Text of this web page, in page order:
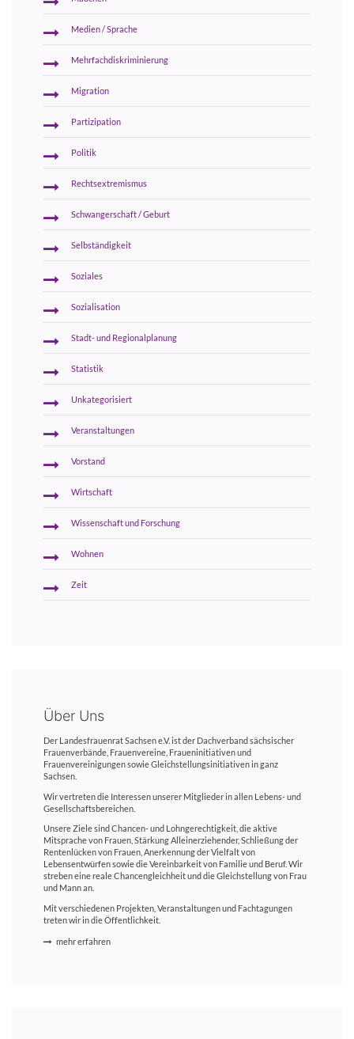
Medien / Sprache
Mehrfachdiskriminierung
Migration
Partizipation
Politik
Rechtsextremismus
Schwangerschaft / Geburt
Selbständigkeit
Soziales
Sozialisation
Stadt- und Regionalplanung
Statistik
Unkategorisiert
Veranstaltungen
Vorstand
Wirtschaft
Wissenschaft und Forschung
Wohnen
Zeit
Über Uns
Der Landesfrauenrat Sachsen e.V. ist der Dachverband sächsischer
Frauenverbände, Frauenvereine, Fraueninitiativen und
Frauenvereinigungen sowie Gleichstellungsinitiativen in ganz
Sachsen.
Wir vertreten die Interessen unserer Mitglieder in allen Lebens- und
Gesellschaftsbereichen.
Unsere Ziele sind Chancen- und Lohngerechtigkeit, die aktive
Mitsprache von Frauen, Stärkung Alleinerziehender, Schließung der
Rentenlücken von Frauen, Anerkennung der Vielfalt von
Lebensentwürfen sowie die Vereinbarkeit von Familie und Beruf. Wir
streben eine reale Chancengleichheit und die Gleichstellung von Frau
und Mann an.
Mit verschiedenen Projekten, Veranstaltungen und Fachtagungen
treten wir in die Öffentlichkeit.
mehr erfahren